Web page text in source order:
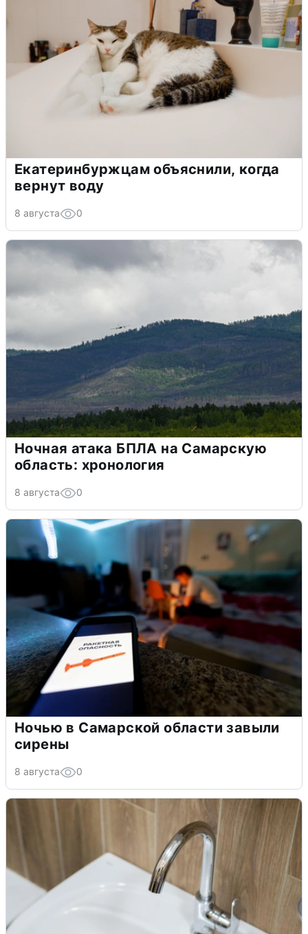
Екатеринбуржцам объяснили, когда
вернут воду
8 августа 0
Ночная атака БПЛА на Самарскую
область: хронология
8 августа 0
Ночью в Самарской области завыли
сирены
8 августа 0